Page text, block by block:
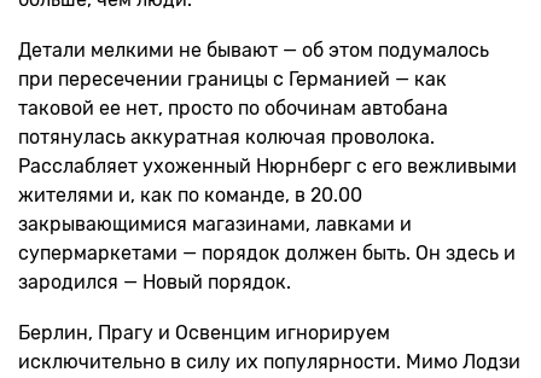
Детали мелкими не бывают — об этом подумалось
при пересечении границы с Германией — как
таковой ее нет, просто по обочинам автобана
потянулась аккуратная колючая проволока.
Расслабляет ухоженный Нюрнберг с его вежливыми
жителями и, как по команде, в 20.00
закрывающимися магазинами, лавками и
супермаркетами — порядок должен быть. Он здесь и
зародился — Новый порядок.
Берлин, Прагу и Освенцим игнорируем
исключительно в силу их популярности. Мимо Лодзи